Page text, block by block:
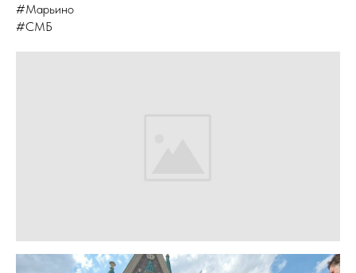
#Марьино
#СМБ